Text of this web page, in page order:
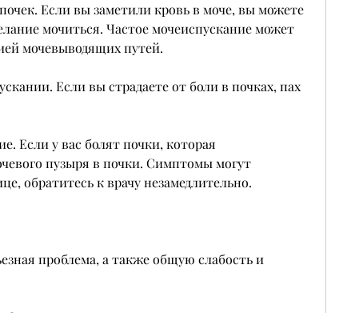
Если вы заметили кровь в моче, вы можете
мочиться. Частое мочеиспускание может
мочевыводящих путей.
Если вы страдаете от боли в почках, пах
Если у вас болят почки, которая
пузыря в почки. Симптомы могут
обратитесь к врачу незамедлительно.
проблема, а также общую слабость и